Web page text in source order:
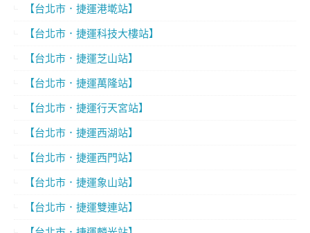
【台北市．捷運港墘站】
【台北市．捷運科技大樓站】
【台北市．捷運芝山站】
【台北市．捷運萬隆站】
【台北市．捷運行天宮站】
【台北市．捷運西湖站】
【台北市．捷運西門站】
【台北市．捷運象山站】
【台北市．捷運雙連站】